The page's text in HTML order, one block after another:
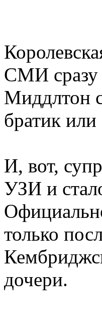
СМИ сразу
Миддлтон
братик или
И, вот,
УЗИ и
только
дочери.